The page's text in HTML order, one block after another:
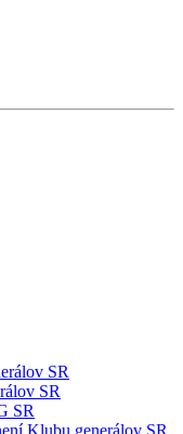
SR
SR
SR
Klubu generálov SR